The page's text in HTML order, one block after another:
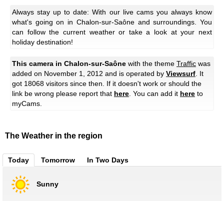
Always stay up to date: With our live cams you always know
what's going on in Chalon-sur-Saône and surroundings. You
can follow the current weather or take a look at your next
holiday destination!
This camera in Chalon-sur-Saône with the theme Traffic was
added on November 1, 2012 and is operated by Viewsurf. It
got 18068 visitors since then. If it doesn't work or should the
link be wrong please report that here. You can add it here to
myCams.
The Weather in the region
Today Tomorrow In Two Days
Sunny